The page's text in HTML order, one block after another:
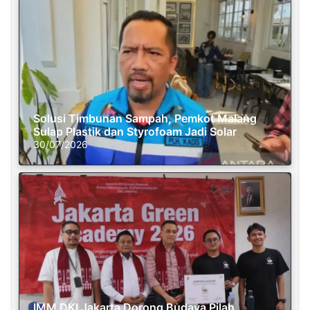
Solusi Timbunan Sampah, Pemkot Malang
Sulap Plastik dan Styrofoam Jadi Solar
30/07/2026